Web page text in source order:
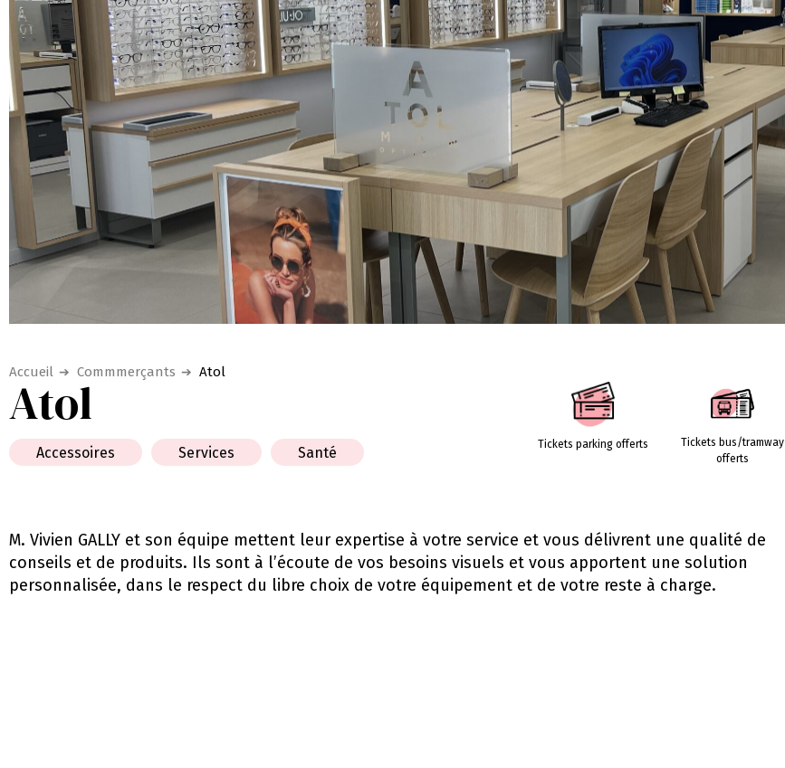
Accueil Commmerçants Atol
Atol
Accessoires Services Santé
Tickets parking offerts
Tickets bus/tramway
offerts
M. Vivien GALLY et son équipe mettent leur expertise à votre service et vous délivrent une qualité de
conseils et de produits. Ils sont à l’écoute de vos besoins visuels et vous apportent une solution
personnalisée, dans le respect du libre choix de votre équipement et de votre reste à charge.